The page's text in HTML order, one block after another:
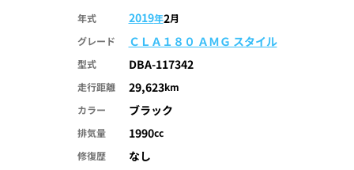
年式 2019年2月
グレード
ＣＬＡ１８０ ＡＭＧ スタイル
型式 DBA-117342
走行距離 29,623km
カラー
ブラック
排気量 1990cc
修復歴
なし